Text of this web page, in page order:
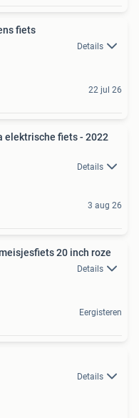
fiets
Details
22 jul 26
elektrische fiets - 2022
Details
3 aug 26
20 inch roze
Details
Eergisteren
Details